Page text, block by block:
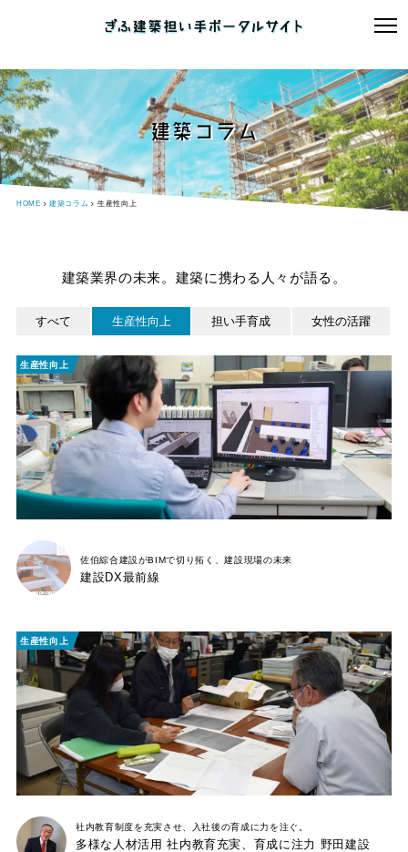
建築コラム
HOME 建築コラム 生産性向上
建築業界の未来。建築に携わる人々が語る。
すべて 生産性向上 担い手育成 女性の活躍
生産性向上
佐伯綜合建設がBIMで切り拓く、建設現場の未来
建設DX最前線
生産性向上
社内教育制度を充実させ、 入社後の育成に力を注ぐ。
多様な人材活用 社内教育充実、育成に注力 野田建設